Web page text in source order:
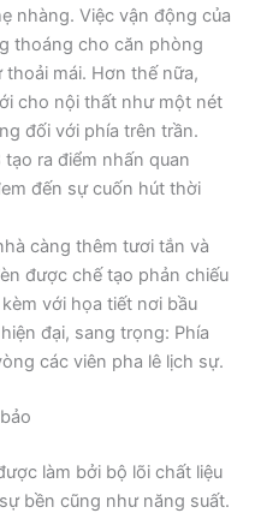
nhàng. Việc vận động của
thoáng cho căn phòng
mái. Hơn thế nữa,
cho nội thất như một nét
đối với phía trên trần.
tạo ra điểm nhấn quan
đến sự cuốn hút thời
càng thêm tươi tắn và
được chế tạo phản chiếu
với họa tiết nơi bầu
đại, sang trọng: Phía
các viên pha lê lịch sự.
làm bởi bộ lõi chất liệu
bền cũng như năng suất.